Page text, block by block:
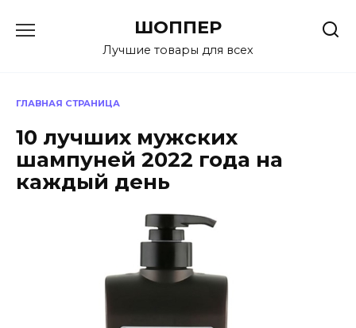
ШОППЕР
Лучшие товары для всех
ГЛАВНАЯ СТРАНИЦА
10 лучших мужских
шампуней 2022 года на
каждый день